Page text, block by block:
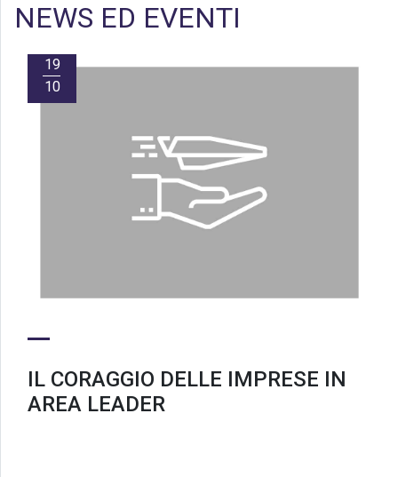
NEWS ED EVENTI
19
10
IL CORAGGIO DELLE IMPRESE IN
AREA LEADER